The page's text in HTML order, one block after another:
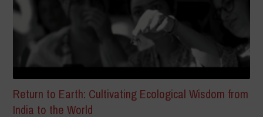
Return to Earth: Cultivating Ecological Wisdom from
India to the World